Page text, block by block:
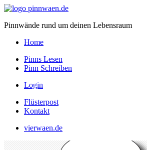
Pinnwände rund um deinen Lebensraum
Home
Pinns Lesen
Pinn Schreiben
Login
Flüsterpost
Kontakt
vierwaen.de